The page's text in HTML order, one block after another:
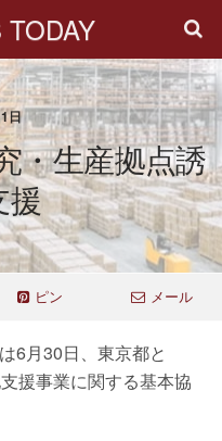
日
・生産拠点誘
援
ピン メール
6月30日、東京都と
援事業に関する基本協